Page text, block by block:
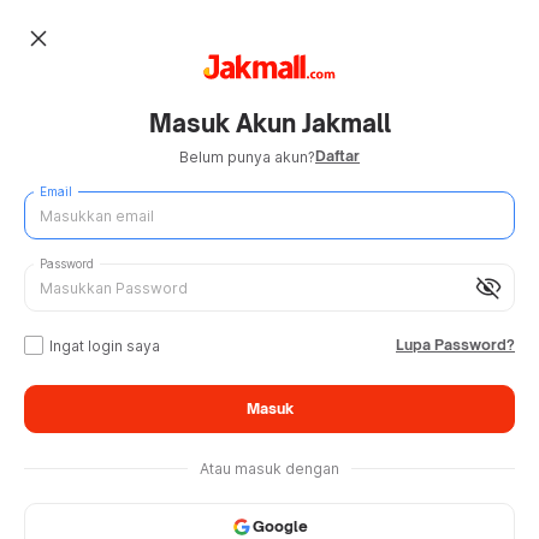
close
Masuk Akun Jakmall
Belum punya akun?Daftar
Email
visibility_off
Password
Ingat login saya Lupa Password?
Masuk
Atau masuk dengan
Google